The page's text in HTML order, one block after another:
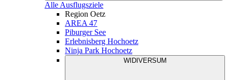
Alle Ausflugsziele
Region Oetz
AREA 47
Piburger See
Erlebnisberg Hochoetz
Ninja Park Hochoetz
WIDIVERSUM